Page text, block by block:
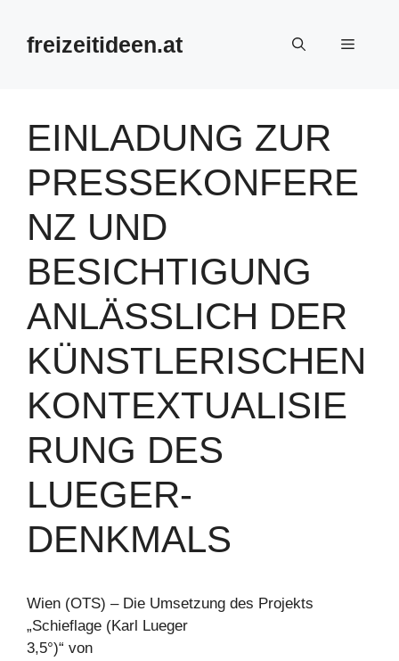
Inhalt
springenfreizeitideen.at Menü
EINLADUNG ZUR
PRESSEKONFERE
NZ UND
BESICHTIGUNG
ANLÄSSLICH DER
KÜNSTLERISCHEN
KONTEXTUALISIE
RUNG DES
LUEGER-
DENKMALS
Wien (OTS) – Die Umsetzung des Projekts
„Schieflage (Karl Lueger
3,5°)“ von